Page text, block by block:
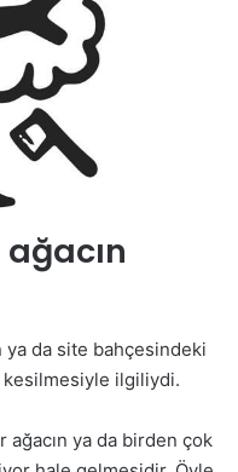
ağacın
ya da site bahçesindeki
kesilmesiyle ilgiliydi.
ya da birden çok